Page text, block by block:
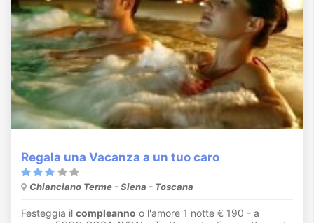
Regala una Vacanza a un tuo caro
Chianciano Terme - Siena - Toscana
Festeggia il compleanno o l'amore 1 notte € 190 - a